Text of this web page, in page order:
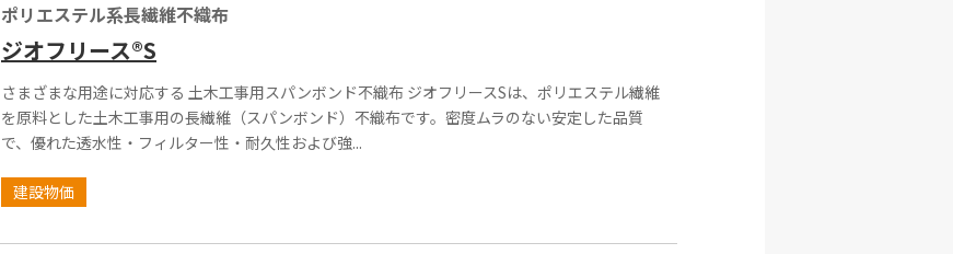
ポリエステル系長繊維不織布
ジオフリース®S
さまざまな用途に対応する 土木工事用スパンボンド不織布 ジオフリースSは、ポリエステル繊維
を原料とした土木工事用の長繊維（スパンボンド）不織布です。密度ムラのない安定した品質
で、優れた透水性・フィルター性・耐久性および強...
建設物価